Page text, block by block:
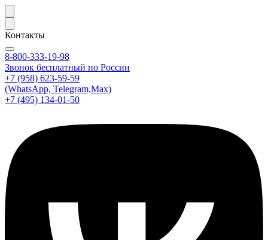
Контакты
8-800-333-19-98
Звонок бесплатный по России
+7 (958) 623-59-59
(WhatsApp, Telegram,Max)
+7 (495) 134-01-50